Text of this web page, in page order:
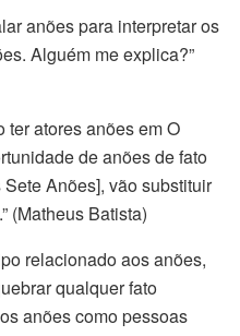
anões para interpretar os
Alguém me explica?”
ter atores anões em O
de anões de fato
Anões], vão substituir
(Matheus Batista)
relacionado aos anões,
qualquer fato
anões como pessoas